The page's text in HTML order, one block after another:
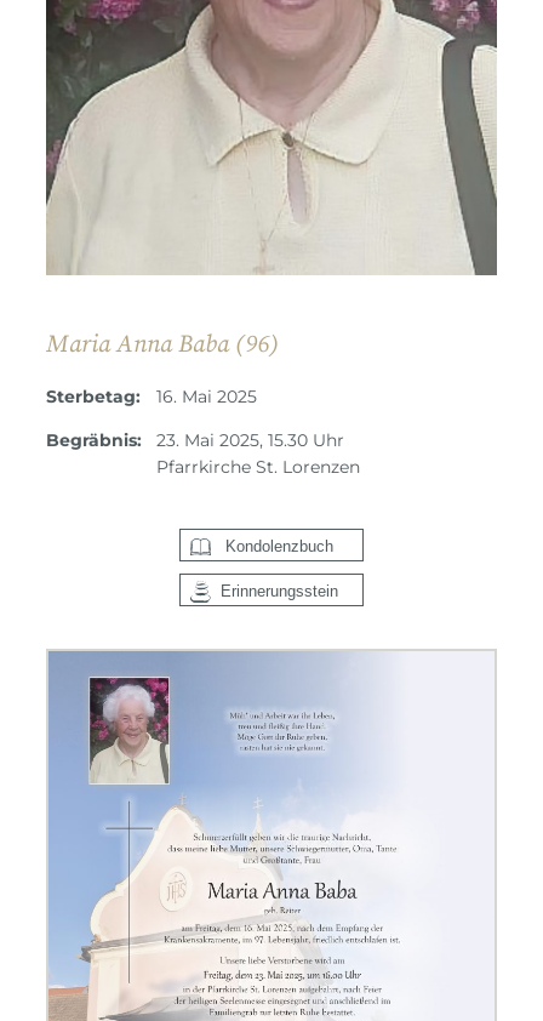
Maria Anna Baba (96)
Sterbetag:
16. Mai 2025
Begräbnis:
23. Mai 2025, 15.30 Uhr
Pfarrkirche St. Lorenzen
Kondolenzbuch
Erinnerungsstein